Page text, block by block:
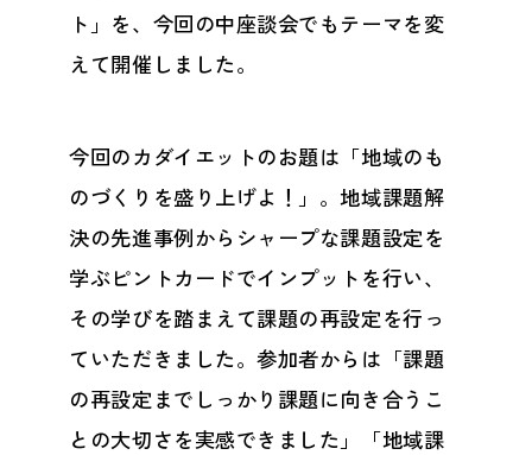
ト」を、今回の中座談会でもテーマを変
えて開催しました。
今回のカダイエットのお題は「地域のも
のづくりを盛り上げよ！」。地域課題解
決の先進事例からシャープな課題設定を
学ぶピントカードでインプットを行い、
その学びを踏まえて課題の再設定を行っ
ていただきました。参加者からは「課題
の再設定までしっかり課題に向き合うこ
との大切さを実感できました」「地域課